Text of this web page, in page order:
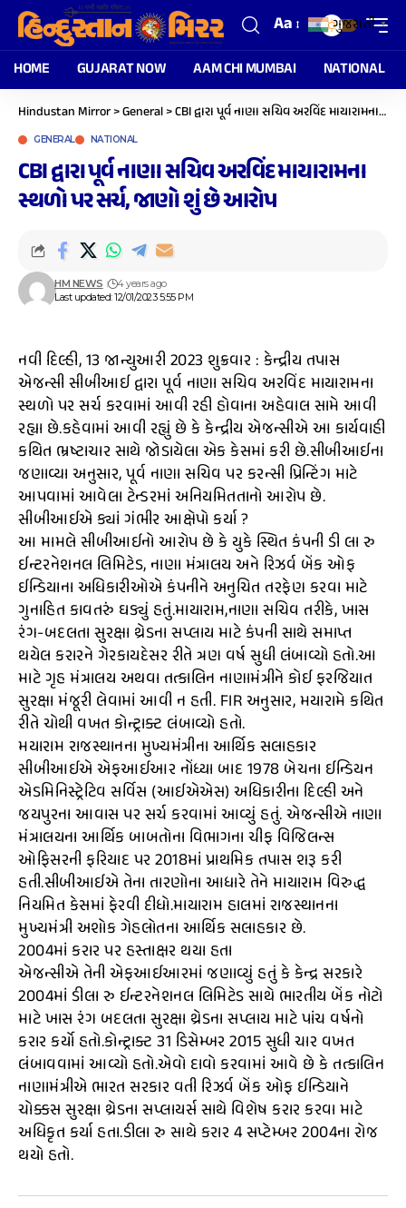
Aa
HOME GUJARAT NOW AAM CHI MUMBAI NATIONAL
Hindustan Mirror>General>CBI દ્વારા પૂર્વ નાણા સચિવ અરવિંદ માયારામના સ્થળો પર સર્ચ, જાણો શું છે આરોપ
GENERAL NATIONAL
CBI દ્વારા પૂર્વ નાણા સચિવ અરવિંદ માયારામના
સ્થળો પર સર્ચ, જાણો શું છે આરોપ
Last updated: 12/01/2023 5:55 PM
HM NEWS 4 years ago
નવી દિલ્હી, 13 જાન્યુઆરી 2023 શુક્રવાર : કેન્દ્રીય તપાસ
એજન્સી સીબીઆઈ દ્વારા પૂર્વ નાણા સચિવ અરવિંદ માયારામના
સ્થળો પર સર્ચ કરવામાં આવી રહી હોવાના અહેવાલ સામે આવી
રહ્યા છે.કહેવામાં આવી રહ્યું છે કે કેન્દ્રીય એજન્સીએ આ કાર્યવાહી
કથિત ભ્રષ્ટાચાર સાથે જોડાયેલા એક કેસમાં કરી છે.સીબીઆઈના
જણાવ્યા અનુસાર, પૂર્વ નાણા સચિવ પર કરન્સી પ્રિન્ટિંગ માટે
આપવામાં આવેલા ટેન્ડરમાં અનિયમિતતાનો આરોપ છે.
સીબીઆઈએ ક્યાં ગંભીર આક્ષેપો કર્યા ?
આ મામલે સીબીઆઈનો આરોપ છે કે યુકે સ્થિત કંપની ડી લા રુ
ઈન્ટરનેશનલ લિમિટેડ, નાણા મંત્રાલય અને રિઝર્વ બેંક ઓફ
ઈન્ડિયાના અધિકારીઓએ કંપનીને અનુચિત તરફેણ કરવા માટે
ગુનાહિત કાવતરું ઘડ્યું હતું.માયારામ,નાણા સચિવ તરીકે, ખાસ
રંગ-બદલતા સુરક્ષા થ્રેડના સપ્લાય માટે કંપની સાથે સમાપ્ત
થયેલ કરારને ગેરકાયદેસર રીતે ત્રણ વર્ષ સુધી લંબાવ્યો હતો.આ
માટે ગૃહ મંત્રાલય અથવા તત્કાલિન નાણામંત્રીને કોઈ ફરજિયાત
સુરક્ષા મંજૂરી લેવામાં આવી ન હતી. FIR અનુસાર, મયારામે કથિત
રીતે ચોથી વખત કોન્ટ્રાક્ટ લંબાવ્યો હતો.
મયારામ રાજસ્થાનના મુખ્યમંત્રીના આર્થિક સલાહકાર
સીબીઆઈએ એફઆઈઆર નોંધ્યા બાદ 1978 બેચના ઈન્ડિયન
એડમિનિસ્ટ્રેટિવ સર્વિસ (આઈએએસ) અધિકારીના દિલ્હી અને
જયપુરના આવાસ પર સર્ચ કરવામાં આવ્યું હતું. એજન્સીએ નાણા
મંત્રાલયના આર્થિક બાબતોના વિભાગના ચીફ વિજિલન્સ
ઓફિસરની ફરિયાદ પર 2018માં પ્રાથમિક તપાસ શરૂ કરી
હતી.સીબીઆઈએ તેના તારણોના આધારે તેને માયારામ વિરુદ્ધ
નિયમિત કેસમાં ફેરવી દીધો.માયારામ હાલમાં રાજસ્થાનના
મુખ્યમંત્રી અશોક ગેહલોતના આર્થિક સલાહકાર છે.
2004માં કરાર પર હસ્તાક્ષર થયા હતા
એજન્સીએ તેની એફઆઈઆરમાં જણાવ્યું હતું કે કેન્દ્ર સરકારે
2004માં ડીલા રુ ઈન્ટરનેશનલ લિમિટેડ સાથે ભારતીય બેંક નોટો
માટે ખાસ રંગ બદલતા સુરક્ષા થ્રેડના સપ્લાય માટે પાંચ વર્ષનો
કરાર કર્યો હતો.કોન્ટ્રાક્ટ 31 ડિસેમ્બર 2015 સુધી ચાર વખત
લંબાવવામાં આવ્યો હતો.એવો દાવો કરવામાં આવે છે કે તત્કાલિન
નાણામંત્રીએ ભારત સરકાર વતી રિઝર્વ બેંક ઓફ ઈન્ડિયાને
ચોક્કસ સુરક્ષા થ્રેડના સપ્લાયર્સ સાથે વિશેષ કરાર કરવા માટે
અધિકૃત કર્યા હતા.ડીલા રુ સાથે કરાર 4 સપ્ટેમ્બર 2004ના રોજ
થયો હતો.
ગુજરાતી ▼